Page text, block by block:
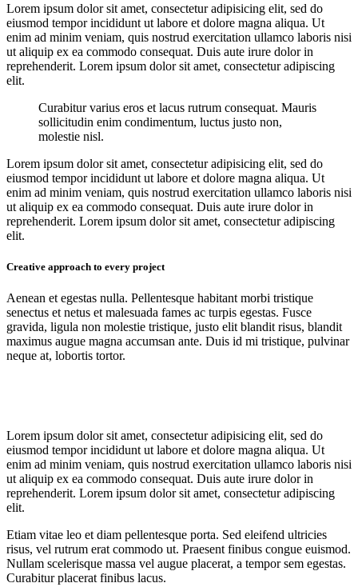
Lorem ipsum dolor sit amet, consectetur adipisicing elit, sed do
eiusmod tempor incididunt ut labore et dolore magna aliqua. Ut
enim ad minim veniam, quis nostrud exercitation ullamco laboris nisi
ut aliquip ex ea commodo consequat. Duis aute irure dolor in
reprehenderit. Lorem ipsum dolor sit amet, consectetur adipiscing
elit.
Curabitur varius eros et lacus rutrum consequat. Mauris
sollicitudin enim condimentum, luctus justo non,
molestie nisl.
Lorem ipsum dolor sit amet, consectetur adipisicing elit, sed do
eiusmod tempor incididunt ut labore et dolore magna aliqua. Ut
enim ad minim veniam, quis nostrud exercitation ullamco laboris nisi
ut aliquip ex ea commodo consequat. Duis aute irure dolor in
reprehenderit. Lorem ipsum dolor sit amet, consectetur adipiscing
elit.
Creative approach to every project
Aenean et egestas nulla. Pellentesque habitant morbi tristique
senectus et netus et malesuada fames ac turpis egestas. Fusce
gravida, ligula non molestie tristique, justo elit blandit risus, blandit
maximus augue magna accumsan ante. Duis id mi tristique, pulvinar
neque at, lobortis tortor.
Lorem ipsum dolor sit amet, consectetur adipisicing elit, sed do
eiusmod tempor incididunt ut labore et dolore magna aliqua. Ut
enim ad minim veniam, quis nostrud exercitation ullamco laboris nisi
ut aliquip ex ea commodo consequat. Duis aute irure dolor in
reprehenderit. Lorem ipsum dolor sit amet, consectetur adipiscing
elit.
Etiam vitae leo et diam pellentesque porta. Sed eleifend ultricies
risus, vel rutrum erat commodo ut. Praesent finibus congue euismod.
Nullam scelerisque massa vel augue placerat, a tempor sem egestas.
Curabitur placerat finibus lacus.